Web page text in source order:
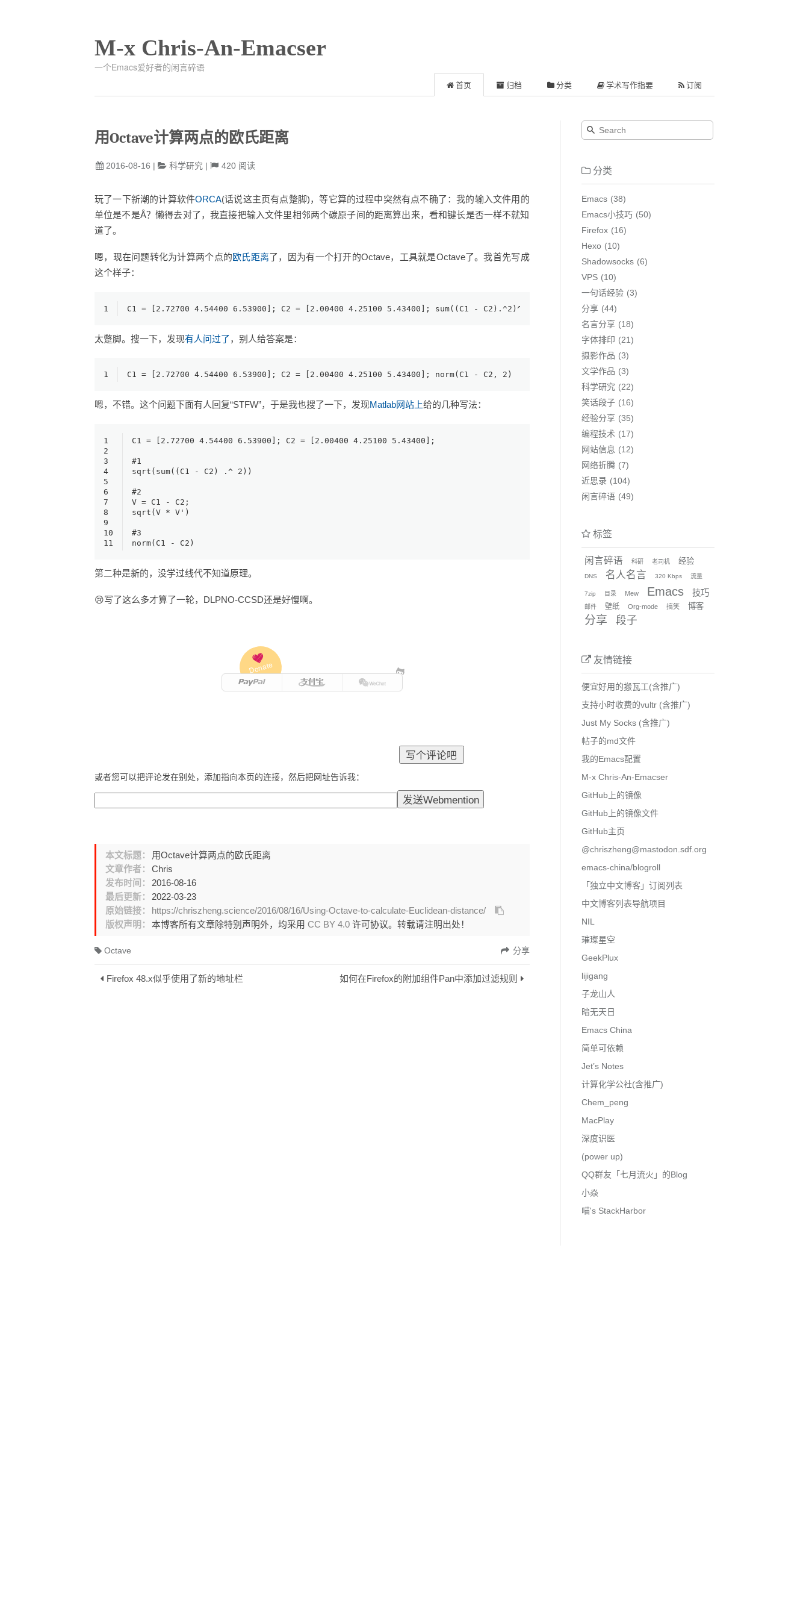
M-x Chris-An-Emacser
一个Emacs爱好者的闲言碎语
首页 归档 分类 学术写作指要 订阅
用Octave计算两点的欧氏距离
2016-08-16 | 科学研究 | 420阅读
玩了一下新潮的计算软件ORCA(话说这主页有点蹩脚)，等它算的过程中突然有点不确了：我的输入文件用的
单位是不是Å？懒得去对了，我直接把输入文件里相邻两个碳原子间的距离算出来，看和键长是否一样不就知
道了。
嗯，现在问题转化为计算两个点的欧氏距离了，因为有一个打开的Octave，工具就是Octave了。我首先写成
这个样子：
1 C1 = [2.72700 4.54400 6.53900]; C2 = [2.00400 4.25100 5.43400]; sum((C1 - C2).^2)^0.5
太蹩脚。搜一下，发现有人问过了 ，别人给答案是：
1 C1 = [2.72700 4.54400 6.53900]; C2 = [2.00400 4.25100 5.43400]; norm(C1 - C2, 2)
嗯，不错。这个问题下面有人回复“STFW”，于是我也搜了一下，发现Matlab网站上给的几种写法：
1
2
3
4
5
6
7
8
9
10
11
C1 = [2.72700 4.54400 6.53900]; C2 = [2.00400 4.25100 5.43400];
#1
sqrt(sum((C1 - C2) .^ 2))
#2
V = C1 - C2;
sqrt(V * V')
#3
norm(C1 - C2)
第二种是新的，没学过线代不知道原理。
😢写了这么多才算了一轮，DLPNO-CCSD还是好慢啊。
Donate
或者您可以把评论发在别处，添加指向本页的连接，然后把网址告诉我：
本文标题：
用Octave计算两点的欧氏距离
文章作者：
Chris
发布时间：
2016-08-16
最后更新：
2022-03-23
原始链接：
https://chriszheng.science/2016/08/16/Using-Octave-to-calculate-Euclidean-distance/
版权声明：
本博客所有文章除特别声明外，均采用CC BY 4.0 许可协议。转载请注明出处！
分享
Octave
Firefox 48.x似乎使用了新的地址栏 如何在Firefox的附加组件Pan中添加过滤规则
分类
Emacs
38
Emacs小技巧
50
Firefox
16
Hexo
10
Shadowsocks
6
VPS
10
一句话经验
3
分享
44
名言分享
18
字体排印
21
摄影作品
3
文学作品
3
科学研究
22
笑话段子
16
经验分享
35
编程技术
17
网站信息
12
网络折腾
7
近思录
104
闲言碎语
49
标签
闲言碎语 科研 老司机 经验
DNS 名人名言 320 Kbps 流量
7zip 目录 Mew Emacs 技巧
邮件 壁纸 Org-mode 搞笑 博客
分享 段子
友情链接
便宜好用的搬瓦工(含推广)
支持小时收费的vultr (含推广)
Just My Socks (含推广)
帖子的md文件
我的Emacs配置
M-x Chris-An-Emacser
GitHub上的镜像
GitHub上的镜像文件
GitHub主页
@chriszheng@mastodon.sdf.org
emacs-china/blogroll
「独立中文博客」订阅列表
中文博客列表导航项目
NIL
璀璨星空
GeekPlux
lijigang
子龙山人
暗无天日
Emacs China
简单可依赖
Jet’s Notes
计算化学公社(含推广)
Chem_peng
MacPlay
深度识医
(power up)
QQ群友「七月流火」的Blog
小焱
喵's StackHarbor